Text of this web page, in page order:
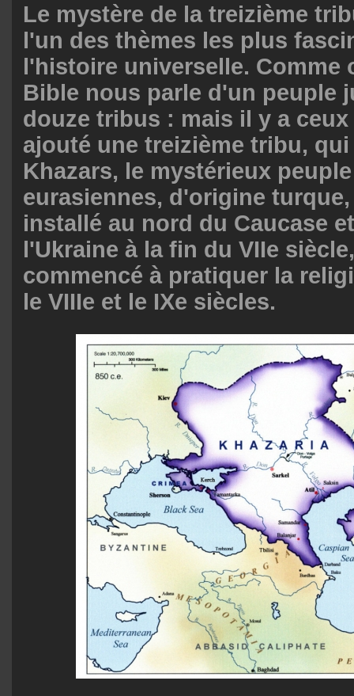
Le mystère de la treizième
l'un des thèmes les plus
l'histoire universelle. Comme
Bible nous parle d'un peuple
douze tribus : mais il y a
ajouté une treizième tribu,
Khazars, le mystérieux
eurasiennes, d'origine
installé au nord du Caucase
l'Ukraine à la fin du VIIe
commencé à pratiquer la
le VIIIe et le IXe siècles.